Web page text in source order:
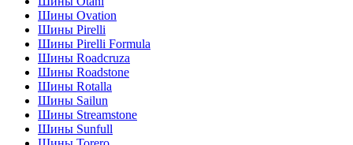
Шины Ovation
Шины Pirelli
Шины Pirelli Formula
Шины Roadcruza
Шины Roadstone
Шины Rotalla
Шины Sailun
Шины Streamstone
Шины Sunfull